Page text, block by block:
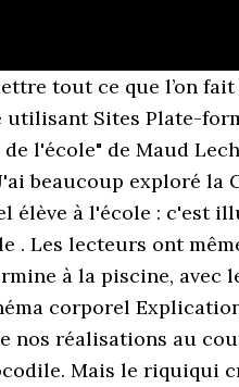
man" / renard pour manger le bonhomme en pain d’épice. Voir plus d'idées sur le thème Crocodile, Crocodile maternelle, Chansons comptines. 12 août 2019 - Découvrez le tableau "le crocodile de l'école" de Maud Lechanteur sur Pinterest. Il grandit au fil des pages et apprend petit à petit le fonctionnement de l'école. Jeudi 11 décembre, les élèves de GS se sont rendus en bus au cinéma de Beaurepaire pour voir le film "Katia et le crocodile". Quantité . 8 mars 2020 - Découvrez le tableau "Crocodile maternelle" de Michèle Laermans sur Pinterest. 8,95 $ Feuilleter. Topologie. Avant de commencer le travail les enfants jouent. - 1 pompe à balle violette. On dirait que le crocodile a un peu grandi. ... Katia et le crocodile. Jeux On dirait que le crocodile a un peu grandi. Les élèves récréent l'illustration et on discute ensemble en s'aidant du texte pour faire évoluer et clarifier le … Comptines & Chansons Algorithme : noir, jaune, rouge. J’ai d’abord créé des cartes images pour illustrer les personnages et le vocabulaire. Avant de commencer le travail les enfants jouent. Carnaval. Mes élèves ont un cahier pour y mettre tout ce que l’on fait sur le thème de l’Afrique j’ai donc un tapuscrit. Cette ribambelle d’adjectifs et l’illustration font leur petit effet, le lecteur s’attendrit sur ce crocodile trop mignon ! Les petits aventuriers de l'école : Les aventures vécues par des écoliers du monde entier - Baptiste Paul & Miranda Paul - Isabel Munoz (illus.) Nous sommes je le rappelle sur le thème de l’Afrique, j’ai commencé l’année avec l’album Zékéyé à l’école. En stock : Habituellement expédié en 3 à 5 jours. Désormais, nous faisons par exemple tout le rituel du matin en allemand »,